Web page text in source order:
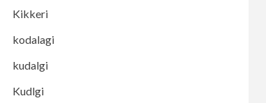
Kikkeri
kodalagi
kudalgi
Kudlgi